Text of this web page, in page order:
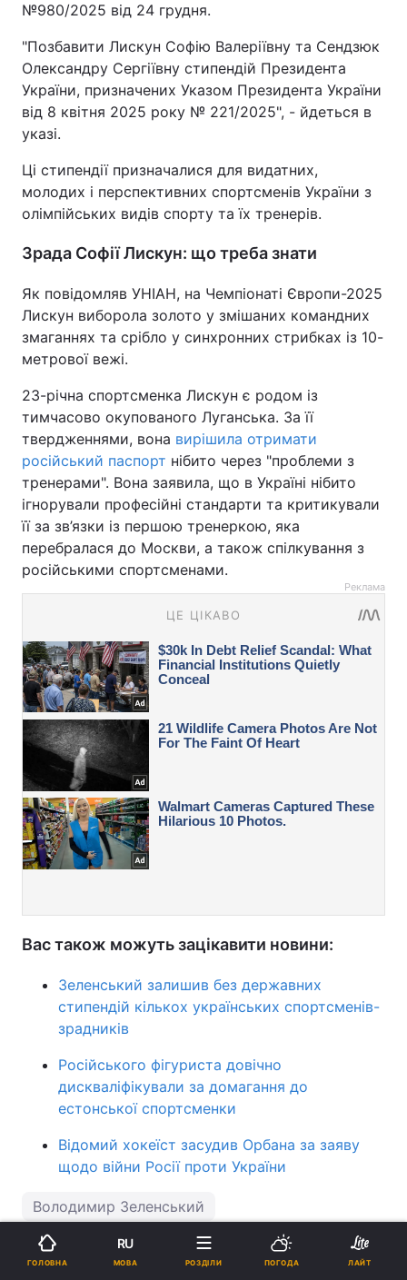
№980/2025 від 24 грудня.
"Позбавити Лискун Софію Валеріївну та Сендзюк
Олександру Сергіївну стипендій Президента
України, призначених Указом Президента України
від 8 квітня 2025 року № 221/2025", - йдеться в
указі.
Ці стипендії призначалися для видатних,
молодих і перспективних спортсменів України з
олімпійських видів спорту та їх тренерів.
Зрада Софії Лискун: що треба знати
Як повідомляв УНІАН, на Чемпіонаті Європи-2025
Лискун виборола золото у змішаних командних
змаганнях та срібло у синхронних стрибках із 10-
метрової вежі.
23-річна спортсменка Лискун є родом із
тимчасово окупованого Луганська. За її
твердженнями, вона вирішила отримати
російський паспорт нібито через "проблеми з
тренерами". Вона заявила, що в Україні нібито
ігнорували професійні стандарти та критикували
її за зв’язки із першою тренеркою, яка
перебралася до Москви, а також спілкування з
російськими спортсменами.
Реклама
Вас також можуть зацікавити новини:
Зеленський залишив без державних
стипендій кількох українських спортсменів-
зрадників
Російського фігуриста довічно
дискваліфікували за домагання до
естонської спортсменки
Відомий хокеїст засудив Орбана за заяву
щодо війни Росії проти України
Володимир Зеленський
ПІДТРИМАЙТЕ НАС
ГОЛОВНА
RU
МОВА РОЗДІЛИ ПОГОДА ЛАЙТ